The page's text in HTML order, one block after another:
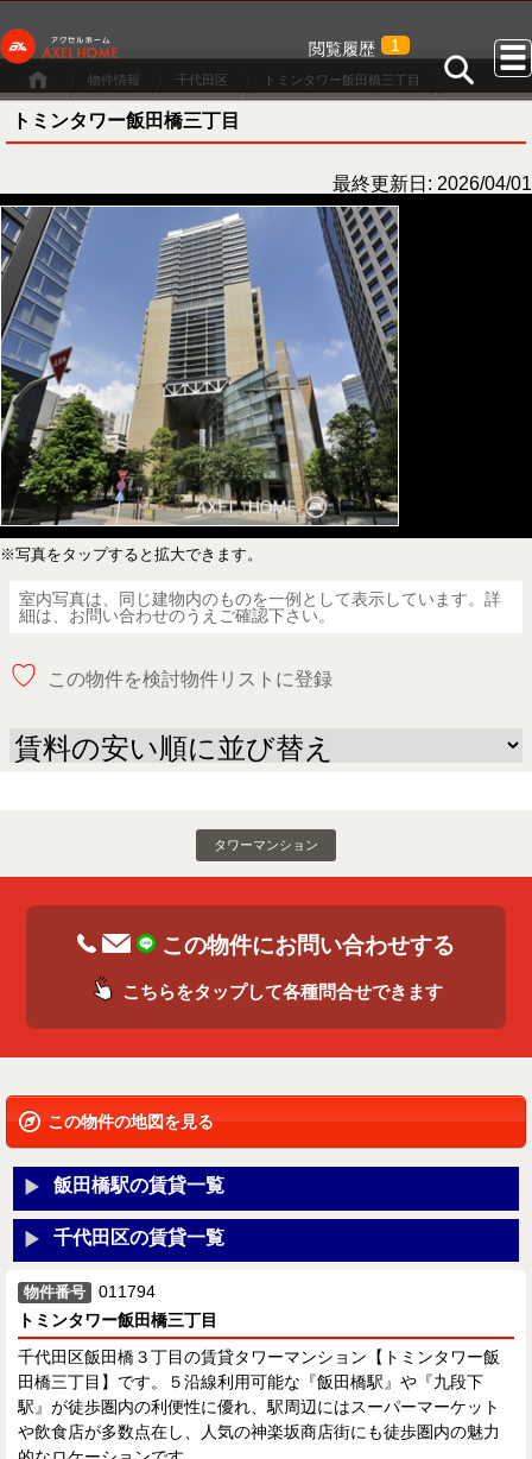
閲覧履歴 1
物件情報 千代田区 トミンタワー飯田橋三丁目
トミンタワー飯田橋三丁目
最終更新日: 2026/04/01
※写真をタップすると拡大できます。
室内写真は、同じ建物内のものを一例として表示しています。詳
細は、お問い合わせのうえご確認下さい。
♡ この物件を検討物件リストに登録
タワーマンション
この物件にお問い合わせする
こちらをタップして各種問合せできます
この物件の地図を見る
飯田橋駅の賃貸一覧
千代田区の賃貸一覧
物件番号
011794
トミンタワー飯田橋三丁目
千代田区飯田橋３丁目の賃貸タワーマンション【トミンタワー飯
田橋三丁目】です。５沿線利用可能な『飯田橋駅』や『九段下
駅』が徒歩圏内の利便性に優れ、駅周辺にはスーパーマーケット
や飲食店が多数点在し、人気の神楽坂商店街にも徒歩圏内の魅力